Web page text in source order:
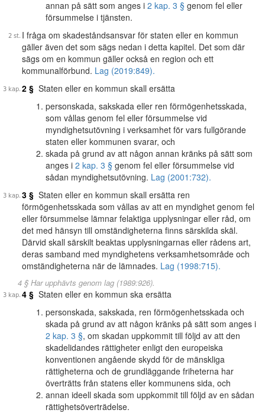
annan på sätt som anges i 2 kap. 3 § genom fel eller
försummelse i tjänsten.
I fråga om skadeståndsansvar för staten eller en kommun
gäller även det som sägs nedan i detta kapitel. Det som där
sägs om en kommun gäller också en region och ett
kommunalförbund. Lag (2019:849).
2 § Staten eller en kommun skall ersätta
personskada, sakskada eller ren förmögenhetsskada,
som vållas genom fel eller försummelse vid
myndighetsutövning i verksamhet för vars fullgörande
staten eller kommunen svarar, och
skada på grund av att någon annan kränks på sätt som
anges i 2 kap. 3 § genom fel eller försummelse vid
sådan myndighetsutövning. Lag (2001:732).
3 § Staten eller en kommun skall ersätta ren
förmögenhetsskada som vållas av att en myndighet genom fel
eller försummelse lämnar felaktiga upplysningar eller råd, om
det med hänsyn till omständigheterna finns särskilda skäl.
Därvid skall särskilt beaktas upplysningarnas eller rådens art,
deras samband med myndighetens verksamhetsområde och
omständigheterna när de lämnades. Lag (1998:715).
4 § Har upphävts genom lag (1989:926).
4 § Staten eller en kommun ska ersätta
personskada, sakskada, ren förmögenhetsskada och
skada på grund av att någon kränks på sätt som anges i
2 kap. 3 §, om skadan uppkommit till följd av att den
skadelidandes rättigheter enligt den europeiska
konventionen angående skydd för de mänskliga
rättigheterna och de grundläggande friheterna har
överträtts från statens eller kommunens sida, och
annan ideell skada som uppkommit till följd av en sådan
rättighetsöverträdelse.